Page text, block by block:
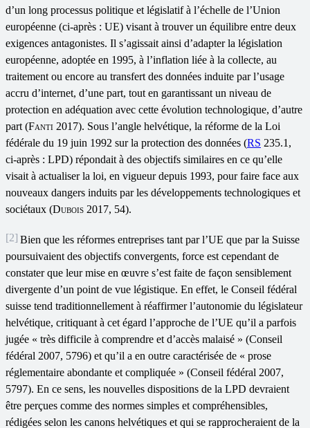
d’un long processus politique et législatif à l’échelle de l’Union
européenne (ci-après : UE) visant à trouver un équilibre entre deux
exigences antagonistes. Il s’agissait ainsi d’adapter la législation
européenne, adoptée en 1995, à l’inflation liée à la collecte, au
traitement ou encore au transfert des données induite par l’usage
accru d’internet, d’une part, tout en garantissant un niveau de
protection en adéquation avec cette évolution technologique, d’autre
part (Fanti 2017). Sous l’angle helvétique, la réforme de la Loi
fédérale du 19 juin 1992 sur la protection des données (RS 235.1,
ci-après : LPD) répondait à des objectifs similaires en ce qu’elle
visait à actualiser la loi, en vigueur depuis 1993, pour faire face aux
nouveaux dangers induits par les développements technologiques et
sociétaux (Dubois 2017, 54).
[2] Bien que les réformes entreprises tant par l’UE que par la Suisse
poursuivaient des objectifs convergents, force est cependant de
constater que leur mise en œuvre s’est faite de façon sensiblement
divergente d’un point de vue légistique. En effet, le Conseil fédéral
suisse tend traditionnellement à réaffirmer l’autonomie du législateur
helvétique, critiquant à cet égard l’approche de l’UE qu’il a parfois
jugée « très difficile à comprendre et d’accès malaisé » (Conseil
fédéral 2007, 5796) et qu’il a en outre caractérisée de « prose
réglementaire abondante et compliquée » (Conseil fédéral 2007,
5797). En ce sens, les nouvelles dispositions de la LPD devraient
être perçues comme des normes simples et compréhensibles,
rédigées selon les canons helvétiques et qui se rapprocheraient de la